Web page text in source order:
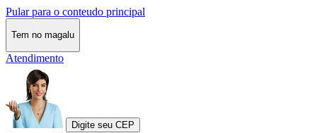
Pular para o conteudo principal
Tem no magalu
Atendimento
Digite seu CEP